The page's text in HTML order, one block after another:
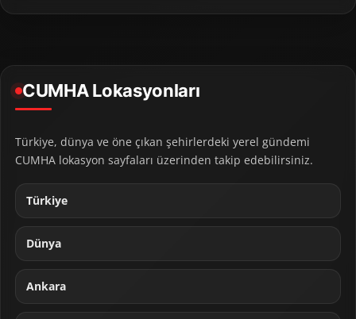
CUMHA Lokasyonları
Türkiye, dünya ve öne çıkan şehirlerdeki yerel gündemi
CUMHA lokasyon sayfaları üzerinden takip edebilirsiniz.
Türkiye
Dünya
Ankara